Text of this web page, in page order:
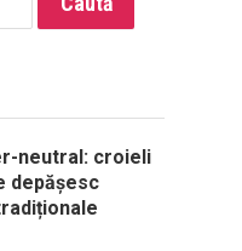
neutral: croieli
depășesc